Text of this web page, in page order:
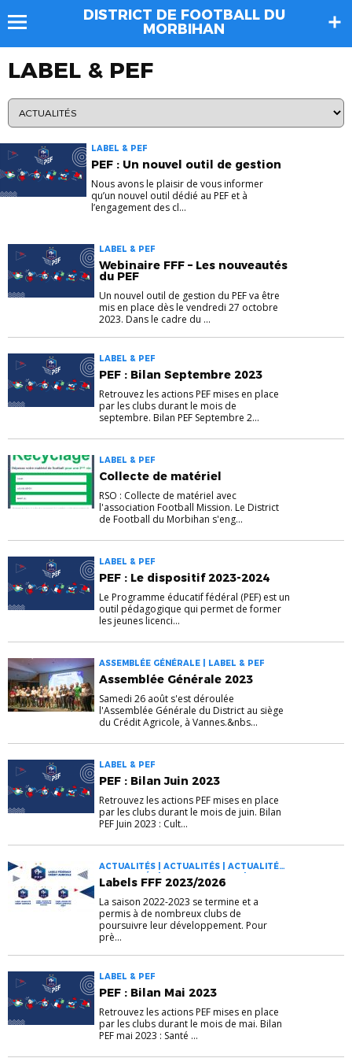
DISTRICT DE FOOTBALL DU
MORBIHAN
LABEL & PEF
LABEL & PEF
PEF : Un nouvel outil de gestion
Nous avons le plaisir de vous informer
qu’un nouvel outil dédié au PEF et à
l’engagement des cl...
LABEL & PEF
Webinaire FFF – Les nouveautés
du PEF
Un nouvel outil de gestion du PEF va être
mis en place dès le vendredi 27 octobre
2023. Dans le cadre du ...
LABEL & PEF
PEF : Bilan Septembre 2023
Retrouvez les actions PEF mises en place
par les clubs durant le mois de
septembre. Bilan PEF Septembre 2...
LABEL & PEF
Collecte de matériel
RSO : Collecte de matériel avec
l'association Football Mission. Le District
de Football du Morbihan s'eng...
LABEL & PEF
PEF : Le dispositif 2023-2024
Le Programme éducatif fédéral (PEF) est un
outil pédagogique qui permet de former
les jeunes licenci...
ASSEMBLÉE GÉNÉRALE | LABEL & PEF
Assemblée Générale 2023
Samedi 26 août s'est déroulée
l'Assemblée Générale du District au siège
du Crédit Agricole, à Vannes.&nbs...
LABEL & PEF
PEF : Bilan Juin 2023
Retrouvez les actions PEF mises en place
par les clubs durant le mois de juin. Bilan
PEF Juin 2023 : Cult...
ACTUALITÉS | ACTUALITÉS | ACTUALITÉS |
ACTUALITÉS | FOOT ANIMATION | FOOT
DES JEUNES À 11 | FOOT FÉMININ | LABEL &
PEF
Labels FFF 2023/2026
La saison 2022-2023 se termine et a
permis à de nombreux clubs de
poursuivre leur développement. Pour
prè...
LABEL & PEF
PEF : Bilan Mai 2023
Retrouvez les actions PEF mises en place
par les clubs durant le mois de mai. Bilan
PEF mai 2023 : Santé ...